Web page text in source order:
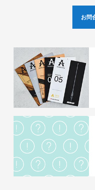
お問